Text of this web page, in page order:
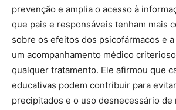
prevenção e amplia o acesso à
que pais e responsáveis tenham mais
sobre os efeitos dos psicofármacos e
um acompanhamento médico
qualquer tratamento. Ele afirmou que
educativas podem contribuir para
precipitados e o uso desnecessário de